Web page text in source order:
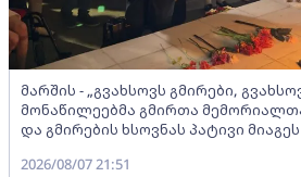
მარშის - „გვახსოვს გმირები,
მონაწილეებმა გმირთა
და გმირების ხსოვნას პატივი მიაგეს
2026/08/07 21:51